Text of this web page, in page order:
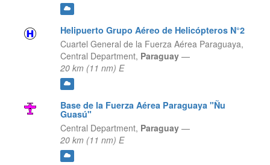
Helipuerto Grupo Aéreo de Helicópteros N°2
Cuartel General de la Fuerza Aérea Paraguaya,
Central Department, Paraguay —
20 km (11 nm) E
Base de la Fuerza Aérea Paraguaya "Ñu
Guasú"
Central Department, Paraguay —
20 km (11 nm) E